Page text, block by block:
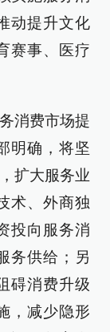
动提升文化
赛事、医疗
消费市场提
明确，将坚
扩大服务业
术、外商独
投向服务消
务供给；另
碍消费升级
，减少隐形